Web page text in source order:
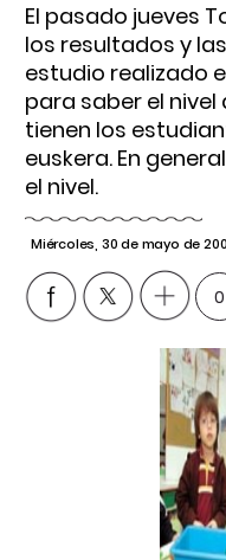
El pasado jueves
los resultados y
estudio realizado
para saber el
tienen los
euskera. En
el nivel.
Miércoles, 30 de mayo de
0